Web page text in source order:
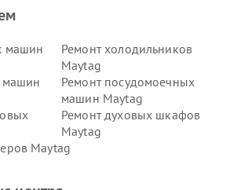
машин
Ремонт холодильников
Maytag
машин
Ремонт посудомоечных
машин Maytag
Ремонт духовых шкафов
Maytag
Maytag